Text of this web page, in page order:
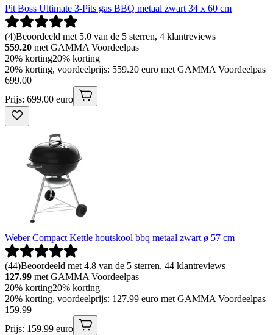
Pit Boss Ultimate 3-Pits gas BBQ metaal zwart 34 x 60 cm
(4)Beoordeeld met 5.0 van de 5 sterren, 4 klantreviews
559.20 met GAMMA Voordeelpas
20% korting20% korting
20% korting, voordeelprijs: 559.20 euro met GAMMA Voordeelpas
699.00
Prijs: 699.00 euro
Weber Compact Kettle houtskool bbq metaal zwart ø 57 cm
(44)Beoordeeld met 4.8 van de 5 sterren, 44 klantreviews
127.99 met GAMMA Voordeelpas
20% korting20% korting
20% korting, voordeelprijs: 127.99 euro met GAMMA Voordeelpas
159.99
Prijs: 159.99 euro